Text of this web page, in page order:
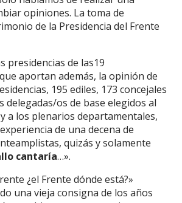
opiniones. La toma de
de la Presidencia del Frente
presidencias de las19
aportan además, la opinión de
195 ediles, 173 concejales
delegadas/os de base elegidos al
a los plenarios departamentales,
de una decena de
quizás y solamente
cantaría…».
¿el Frente dónde está?»
una vieja consigna de los años